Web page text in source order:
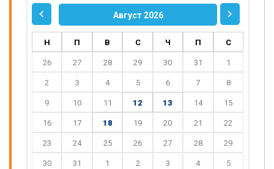
Август 2026
Н П В С Ч П С
26 27 28 29 30 31 1
2 3 4 5 6 7 8
9 10 11 12 13 14 15
16 17 18 19 20 21 22
23 24 25 26 27 28 29
30 31 1 2 3 4 5